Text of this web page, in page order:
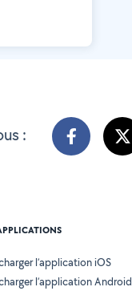
:
l’application iOS
l’application Android